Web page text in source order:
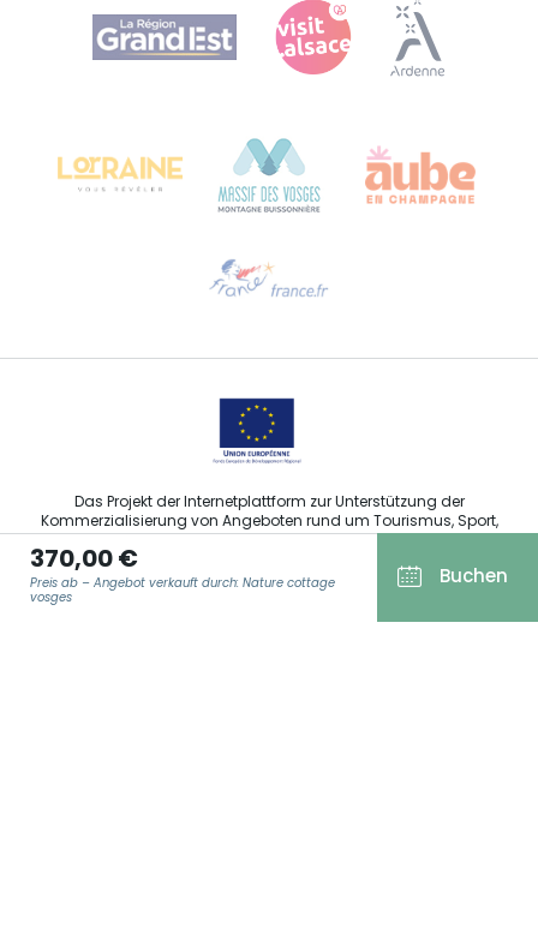
370,00 €
Preis ab – Angebot verkauft durch: Nature cottage
vosges
Buchen
Agence Régionale du Tourisme Grand Est
Bureau de Colmar (Hauptverwaltung)
Sprechen Sie uns per E-Mail an
Das Projekt der Internetplattform zur Unterstützung der
Kommerzialisierung von Angeboten rund um Tourismus, Sport,
Kultur und Weintourismus in der Region Grand Est wurde im
Rahmen der Maßnahmen der Europäischen Union zur
Abfederung der COVID-19-Pandemie vom Europäischen Fonds